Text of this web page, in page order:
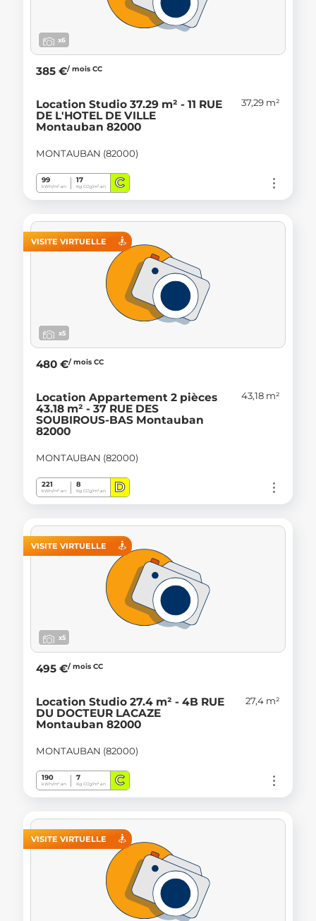
x6
385 €/ mois CC
Location Studio 37.29 m² - 11 RUE
DE L'HOTEL DE VILLE
Montauban 82000
37,29 m²
MONTAUBAN (82000)
99
kWh/m².an
17
Kg CO2/m².an C
VISITE VIRTUELLE
x5
480 €/ mois CC
Location Appartement 2 pièces
43.18 m² - 37 RUE DES
SOUBIROUS-BAS Montauban
82000
43,18 m²
MONTAUBAN (82000)
221
kWh/m².an
8
Kg CO2/m².an D
VISITE VIRTUELLE
x5
495 €/ mois CC
Location Studio 27.4 m² - 4B RUE
DU DOCTEUR LACAZE
Montauban 82000
27,4 m²
MONTAUBAN (82000)
190
kWh/m².an
7
Kg CO2/m².an C
VISITE VIRTUELLE